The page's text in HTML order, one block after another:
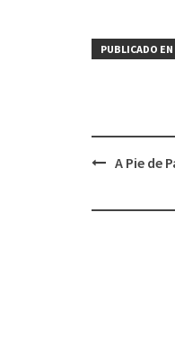
PUBLICADO EN
A Pie de